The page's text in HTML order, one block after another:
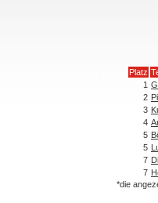
Platz
1
2
3
4
5
5
7
7
*die